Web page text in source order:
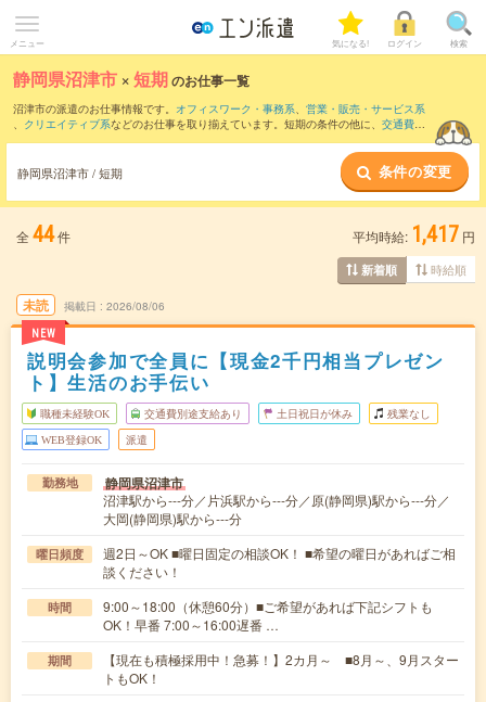
メニュー 気になる! ログイン 検索
静岡県沼津市 ×短期のお仕事一覧
沼津市の派遣のお仕事情報です。 オフィスワーク・事務系、 営業・販売・サービス系
、 クリエイティブ系などのお仕事を取り揃えています。短期の条件の他に、 交通費別
静岡県沼津市 / 短期 条件の変更
全 44件 平均時給: 1,417 円
新着順 時給順
未読
NEW
掲載日 2026/08/06
説明会参加で全員に【現金2千円相当プレゼン
ト】生活のお手伝い
職種未経験OK 交通費別途支給あり 土日祝日が休み 残業なし
WEB登録OK 派遣
勤務地 静岡県沼津市
沼津駅から---分／片浜駅から---分／原(静岡県)駅から---分／
大岡(静岡県)駅から---分
曜日頻度
週2日～OK ■曜日固定の相談OK！ ■希望の曜日があればご相
談ください！
時間
9:00～18:00（休憩60分）■ご希望があれば下記シフトも
OK！早番 7:00～16:00遅番 …
期間
【現在も積極採用中！急募！】2カ月～ ■8月～、9月スター
トもOK！